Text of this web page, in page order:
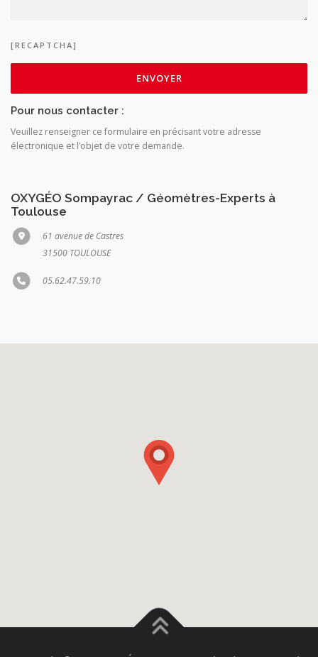
[RECAPTCHA]
Pour nous contacter :
Veuillez renseigner ce formulaire en précisant votre adresse
électronique et l’objet de votre demande.
OXYGÉO Sompayrac / Géomètres-Experts à
Toulouse
61 avenue de Castres
31500 TOULOUSE
05.62.47.59.10